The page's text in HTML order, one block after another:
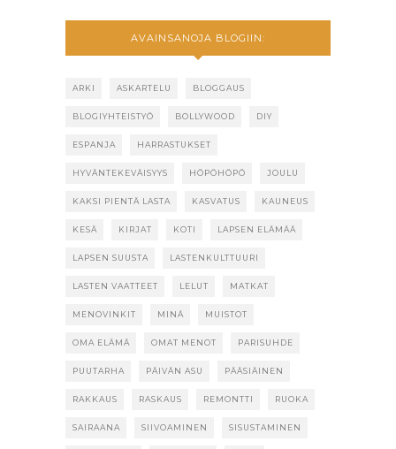
AVAINSANOJA BLOGIIN:
ARKI ASKARTELU BLOGGAUS
BLOGIYHTEISTYÖ BOLLYWOOD DIY
ESPANJA HARRASTUKSET
HYVÄNTEKEVÄISYYS HÖPÖHÖPÖ JOULU
KAKSI PIENTÄ LASTA KASVATUS KAUNEUS
KESÄ KIRJAT KOTI LAPSEN ELÄMÄÄ
LAPSEN SUUSTA LASTENKULTTUURI
LASTEN VAATTEET LELUT MATKAT
MENOVINKIT MINÄ MUISTOT
OMA ELÄMÄ OMAT MENOT PARISUHDE
PUUTARHA PÄIVÄN ASU PÄÄSIÄINEN
RAKKAUS RASKAUS REMONTTI RUOKA
SAIRAANA SIIVOAMINEN SISUSTAMINEN